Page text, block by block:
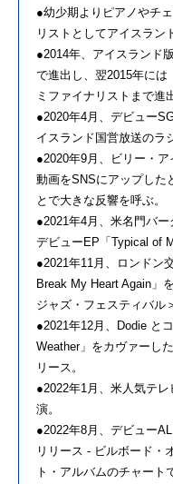
●幼少期よりピアノやチ
リストとしてアイスラン
●2014年、アイスランド
で進出し、翌2015年に
ミファイナリストまで進
●2020年4月、デビュー
イスランド国営放送のラ
●2020年9月、ビリー・
動画をSNSにアップした
とで大きな反響を呼ぶ。
●2021年4月、米名門バー
デビューEP「Typical of
●2021年11月、ロンドン
Break My Heart Again」
ジャズ・フェスティバル
●2021年12月、Dodie と
Weather」をカヴァーし
リース。
●2022年1月、米人気テ
演。
●2022年8月、デビュー
リリース - ビルボード・
ト・アルバムのチャート